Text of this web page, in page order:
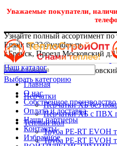
Уважаемые покупатели,
Узнайте полный ассортимент по
Email: tso32@yandex.ru
г.Брянск, Проезд Московский
г.Брянск, Проезд
Выбрать категорию
Перчатки
Перчатки ХБ без
Перчатки ХБ с ПВХ
Теплый пол
Труба PE-RT EVOH
Труба PE-RT EVOH
Наш каталог
Главная
О нас
Собственное производство
Оплата и доставка
Наши партнеры
Контакты
Избранное